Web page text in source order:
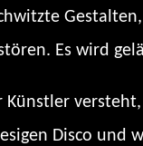
Es wird
Künstler
Disco und